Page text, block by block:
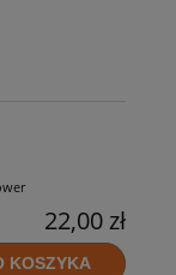
22,00 zł
KOSZYKA